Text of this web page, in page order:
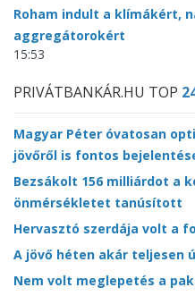
Roham indult a klímákért,
aggregátorokért
15:53
PRIVÁTBANKÁR.HU TOP
Magyar Péter óvatosan
jövőről is fontos
Bezsákolt 156 milliárdot a
önmérsékletet tanúsított
Hervasztó szerdája volt a
A jövő héten akár teljesen
Nem volt meglepetés a